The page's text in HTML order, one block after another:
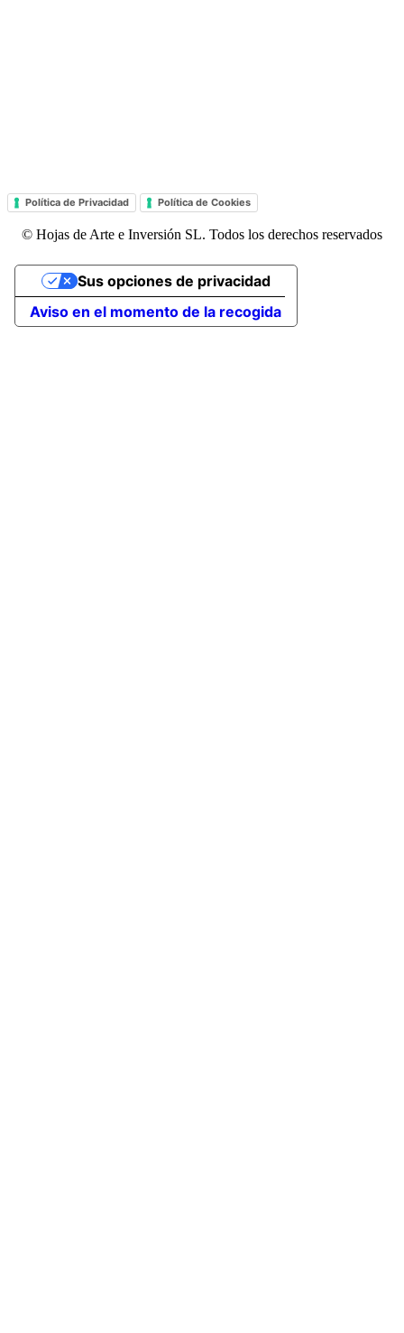
Política de Privacidad Política de Cookies
© Hojas de Arte e Inversión SL. Todos los derechos reservados
Aviso en el momento de la recogida
Sus opciones de privacidad